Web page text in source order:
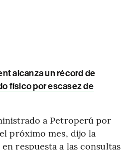
alcanza un récord de
físico por escasez de
a Petroperú por
el próximo mes, dijo la
respuesta a las consultas